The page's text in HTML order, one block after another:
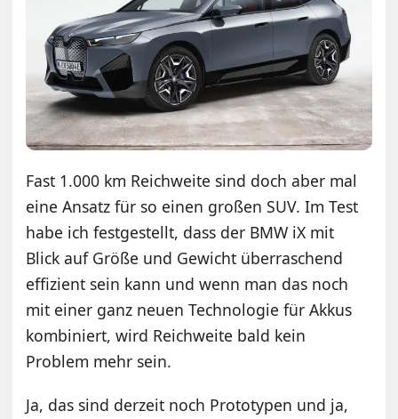
Fast 1.000 km Reichweite sind doch aber mal
eine Ansatz für so einen großen SUV. Im Test
habe ich festgestellt, dass der BMW iX mit
Blick auf Größe und Gewicht überraschend
effizient sein kann und wenn man das noch
mit einer ganz neuen Technologie für Akkus
kombiniert, wird Reichweite bald kein
Problem mehr sein.
Ja, das sind derzeit noch Prototypen und ja,